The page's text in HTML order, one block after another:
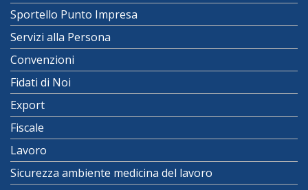
Sportello Punto Impresa
Servizi alla Persona
Convenzioni
Fidati di Noi
Export
Fiscale
Lavoro
Sicurezza ambiente medicina del lavoro